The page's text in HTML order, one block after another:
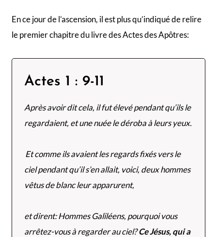
En ce jour de l’ascension, il est plus qu’indiqué de relire
le premier chapitre du livre des Actes des Apôtres:
Actes 1 : 9-11
Après avoir dit cela, il fut élevé pendant qu’ils le
regardaient, et une nuée le déroba à leurs yeux.
Et comme ils avaient les regards fixés vers le
ciel pendant qu’il s’en allait, voici, deux hommes
vêtus de blanc leur apparurent,
et dirent: Hommes Galiléens, pourquoi vous
arrêtez-vous à regarder au ciel?Ce Jésus, qui a